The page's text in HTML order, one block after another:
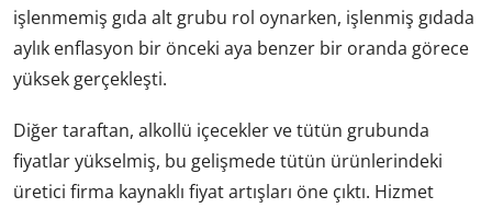
işlenmemiş gıda alt grubu rol oynarken, işlenmiş gıdada
aylık enflasyon bir önceki aya benzer bir oranda görece
yüksek gerçekleşti.
Diğer taraftan, alkollü içecekler ve tütün grubunda
fiyatlar yükselmiş, bu gelişmede tütün ürünlerindeki
üretici firma kaynaklı fiyat artışları öne çıktı. Hizmet